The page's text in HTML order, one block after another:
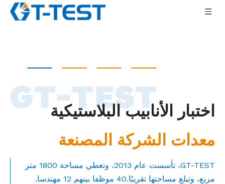
اختبار الأنابيب البلاستيكية
معدات الشركة المصنعة
GT-TEST، تأسست عام 2013، وتغطي مساحة 1800 متر
مربع، وتبلغ مساحتها تقريبًا.40 موظفا بينهم 12 مهندسا.